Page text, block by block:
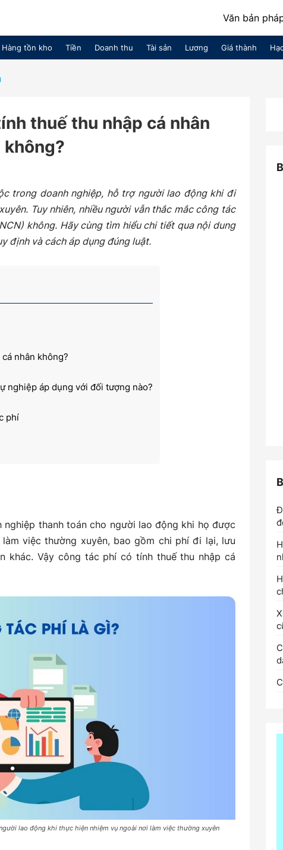
Văn bản
Hàng tồn kho Tiền Doanh thu Tài sản Lương Giá thành
thuế thu nhập cá nhân
không?
trong doanh nghiệp, hỗ trợ người lao động khi đi
Tuy nhiên, nhiều người vẫn thắc mắc công tác
không. Hãy cùng tìm hiểu chi tiết qua nội dung
định và cách áp dụng đúng luật.
nhân không?
nghiệp áp dụng với đối tượng nào?
phí
nghiệp thanh toán cho người lao động khi họ được
việc thường xuyên, bao gồm chi phí đi lại, lưu
khác. Vậy công tác phí có tính thuế thu nhập cá
lao động khi thực hiện nhiệm vụ ngoài nơi làm việc thường xuyên